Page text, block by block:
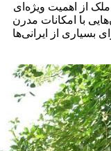
از اهمیت ویژه‌ای
با امکانات مدرن
بسیاری از ایرانی‌ها